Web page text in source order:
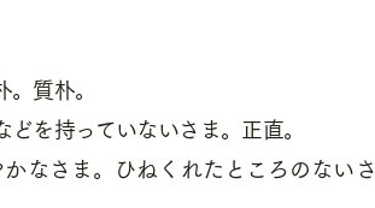
質朴。
を持っていないさま。正直。
なさま。ひねくれたところのないさ